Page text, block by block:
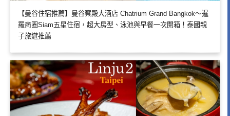
【曼谷住宿推薦】曼谷察殿大酒店 Chatrium Grand Bangkok～暹
羅商圈Siam五星住宿，超大房型、泳池與早餐一次開箱！泰國親
子旅遊推薦